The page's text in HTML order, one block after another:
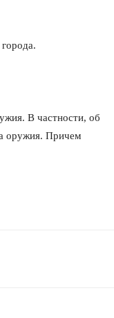
В частности, об
оружия. Причем